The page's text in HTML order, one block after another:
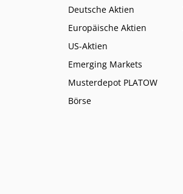
Deutsche Aktien
Europäische Aktien
US-Aktien
Emerging Markets
Musterdepot PLATOW
Börse